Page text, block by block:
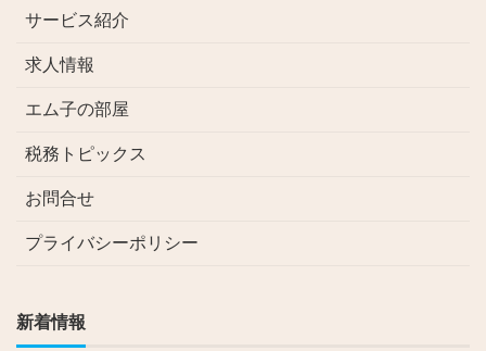
サービス紹介
求人情報
エム子の部屋
税務トピックス
お問合せ
プライバシーポリシー
新着情報